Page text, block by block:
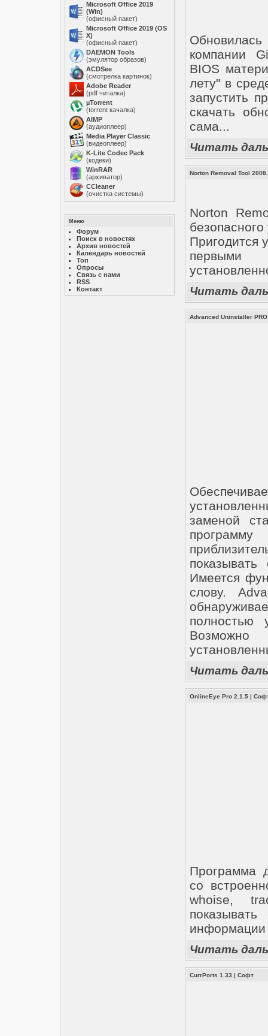
Microsoft Office 2019
(Win)
(офисный пакет)
Microsoft Office 2019 (OS
X)
(офисный пакет)
DAEMON Tools
(эмулятор образов)
ACDSee
(смотрелка картинок)
Adobe Reader
(pdf читалка)
µTorrent
(torrent качалка)
AIMP
(аудиоплеер)
Media Player Classic
(видеоплеер)
K-Lite Codec Pack
(кодеки)
WinRAR
(архиватор)
ССleaner
(очистка системы)
Меню
Форум
Поиск в новостях
Архив новостей
Календарь новостей
Топ
Опросы
Связь с нами
RSS
Контакт
компании
BIOS
лету" в
запустить
скачать
сама...
Читать
Norton Removal Tool
Norton
Пригодится
первыми
Читать
Advanced Uninstaller
заменой
показывать
Имеется
слову.
полностью
Читать
OnlineEye Pro 2.1.5 |
Программа
со
whoise,
информации
Читать
CurrPorts 1.33 | Софт